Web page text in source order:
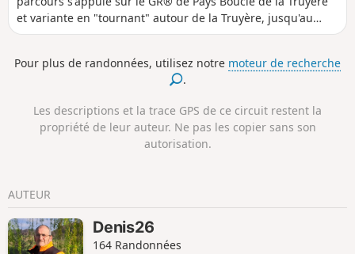
et variante en "tournant" autour de la Truyère, jusqu'au
village de Chaliers qui mérite qu'on lui accorde du temps
vicinaux, rive gauche comme rive droite de cette rivière aux
gorges sauvages, franchie à deux reprises par des
réelle du parcours est de 4h40 (données montre gps) en
s'accordant un petit arrêt à Chaliers
Pour plus de randonnées, utilisez notre moteur de recherche
.
Les descriptions et la trace GPS de ce circuit restent la
propriété de leur auteur. Ne pas les copier sans son
autorisation.
AUTEUR
Denis26
164 Randonnées